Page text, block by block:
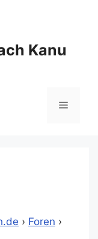
Kanu
Menü
› Foren ›